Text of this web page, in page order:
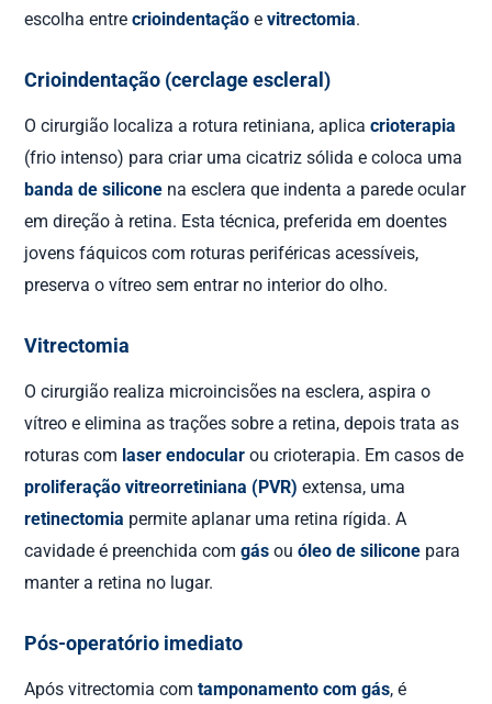
escolha entrecrioindentação evitrectomia.
Crioindentação (cerclage escleral)
O cirurgião localiza a rotura retiniana, aplicacrioterapia
(frio intenso) para criar uma cicatriz sólida e coloca uma
banda de silicone na esclera que indenta a parede ocular
em direção à retina. Esta técnica, preferida em doentes
jovens fáquicos com roturas periféricas acessíveis,
preserva o vítreo sem entrar no interior do olho.
Vitrectomia
O cirurgião realiza microincisões na esclera, aspira o
vítreo e elimina as trações sobre a retina, depois trata as
roturas com laser endocular ou crioterapia. Em casos de
proliferação vitreorretiniana (PVR) extensa, uma
retinectomia permite aplanar uma retina rígida. A
cavidade é preenchida comgás ouóleo de silicone para
manter a retina no lugar.
Pós-operatório imediato
Após vitrectomia comtamponamento com gás, é